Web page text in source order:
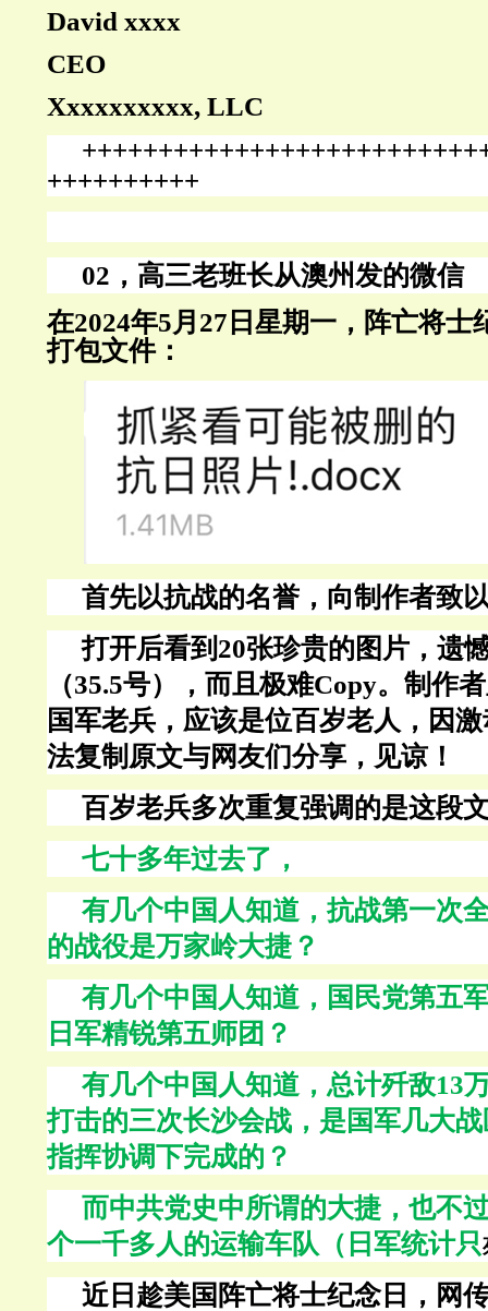
David xxxx
CEO
Xxxxxxxxxx, LLC
++++++++++
02，高三老班长从澳州发的微信
在2024年5月27日星期一，阵亡将士
打包文件：
首先以抗战的名誉，向制作者致
打开后看到 20张珍贵的图片，遗
（35.5号），而且极难Copy。制作
国军老兵，应该是位百岁老人，因
法复制原文与网友们分享，见谅！
百岁老兵多次重复强调的是这段
七十多年过去了，
有几个中国人知道，抗战第一次
的战役是万家岭大捷？
有几个中国人知道，国民党第五
日军精锐第五师团？
有几个中国人知道，总计歼敌13
打击的三次长沙会战，是国军几大
指挥协调下完成的？
而中共党史中所谓的大捷，也不
个一千多人的运输车队（日军统计只
近日趁美国阵亡将士纪念日，网